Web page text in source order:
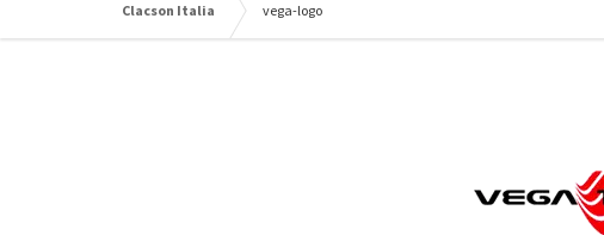
Clacson Italia vega-logo